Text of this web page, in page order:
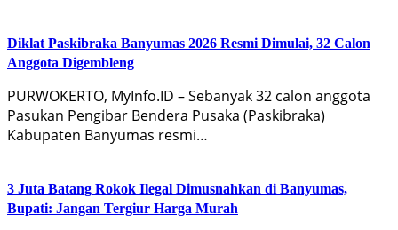
Diklat Paskibraka Banyumas 2026 Resmi Dimulai, 32 Calon
Anggota Digembleng
PURWOKERTO, MyInfo.ID – Sebanyak 32 calon anggota
Pasukan Pengibar Bendera Pusaka (Paskibraka)
Kabupaten Banyumas resmi…
3 Juta Batang Rokok Ilegal Dimusnahkan di Banyumas,
Bupati: Jangan Tergiur Harga Murah